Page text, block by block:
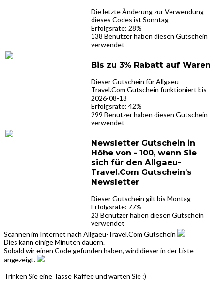
Die letzte Änderung zur Verwendung
dieses Codes ist Sonntag
Erfolgsrate: 28%
138 Benutzer haben diesen Gutschein
verwendet
Bis zu 3% Rabatt auf Waren
Dieser Gutschein für Allgaeu-
Travel.Com Gutschein funktioniert bis
2026-08-18
Erfolgsrate: 42%
299 Benutzer haben diesen Gutschein
verwendet
Newsletter Gutschein in
Höhe von - 100, wenn Sie
sich für den Allgaeu-
Travel.Com Gutschein's
Newsletter
Dieser Gutschein gilt bis Montag
Erfolgsrate: 77%
23 Benutzer haben diesen Gutschein
verwendet
Scannen im Internet nach Allgaeu-Travel.Com Gutschein
Dies kann einige Minuten dauern.
Sobald wir einen Code gefunden haben, wird dieser in der Liste
angezeigt.
Trinken Sie eine Tasse Kaffee und warten Sie :)